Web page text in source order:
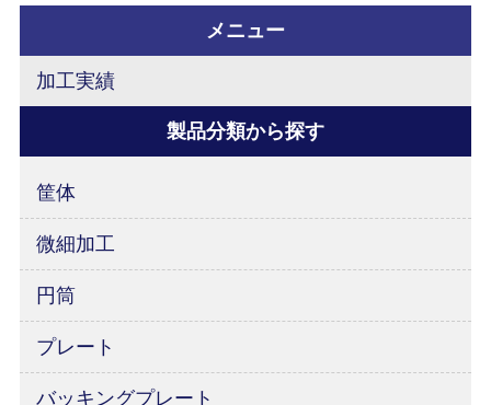
メニュー
加工実績
製品分類から探す
筐体
微細加工
円筒
プレート
バッキングプレート